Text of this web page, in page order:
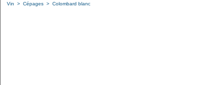
Vin > Cépages > Colombard blanc